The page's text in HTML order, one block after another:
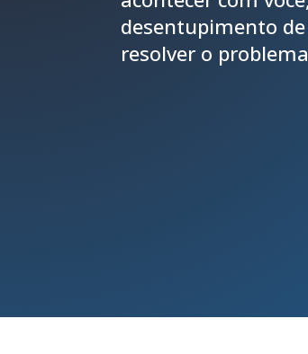
desentupimento
resolver o